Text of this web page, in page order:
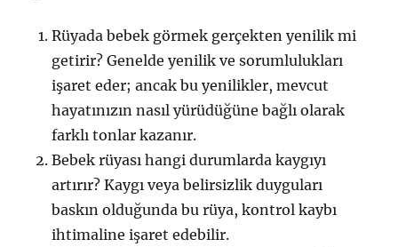
Rüyada bebek görmek gerçekten yenilik mi
getirir? Genelde yenilik ve sorumlulukları
işaret eder; ancak bu yenilikler, mevcut
hayatınızın nasıl yürüdüğüne bağlı olarak
farklı tonlar kazanır.
Bebek rüyası hangi durumlarda kaygıyı
artırır? Kaygı veya belirsizlik duyguları
baskın olduğunda bu rüya, kontrol kaybı
ihtimaline işaret edebilir.